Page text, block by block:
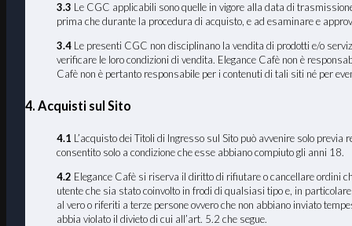
3.3 Le CGC applicabili sono quelle in vigore alla data di
prima che durante la procedura di acquisto, e ad esaminare e
3.4 Le presenti CGC non disciplinano la vendita di prodotti e/o
verificare le loro condizioni di vendita. Elegance Cafè non è
Cafè non è pertanto responsabile per i contenuti di tali siti né per
4. Acquisti sul Sito
4.1 L’acquisto dei Titoli di Ingresso sul Sito può avvenire solo
consentito solo a condizione che esse abbiano compiuto gli anni 18.
4.2 Elegance Cafè si riserva il diritto di rifiutare o cancellare ordini
utente che sia stato coinvolto in frodi di qualsiasi tipo e, in
al vero o riferiti a terze persone ovvero che non abbiano inviato
abbia violato il divieto di cui all’art. 5.2 che segue.